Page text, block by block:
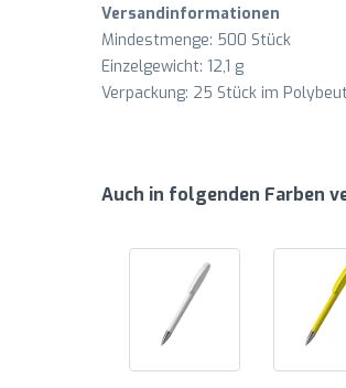
Versandinformationen
Mindestmenge: 500 Stück
Einzelgewicht: 12,1 g
Verpackung: 25 Stück im
Auch in folgenden Farben